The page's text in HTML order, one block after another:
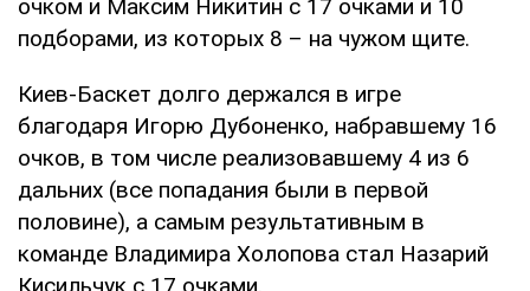
очком и Максим Никитин с 17 очками и 10
подборами, из которых 8 – на чужом щите.
Киев-Баскет долго держался в игре
благодаря Игорю Дубоненко, набравшему 16
очков, в том числе реализовавшему 4 из 6
дальних (все попадания были в первой
половине), а самым результативным в
команде Владимира Холопова стал Назарий